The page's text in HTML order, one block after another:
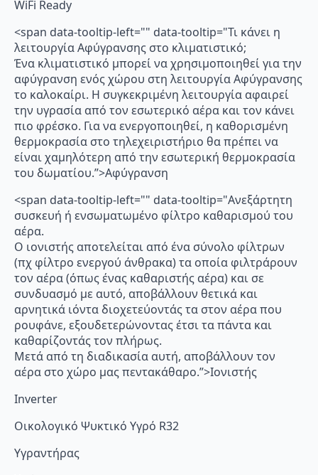
WiFi Ready
<span data-tooltip-left="" data-tooltip="Τι κάνει η
λειτουργία Αφύγρανσης στο κλιματιστικό;
Ένα κλιματιστικό μπορεί να χρησιμοποιηθεί για την
αφύγρανση ενός χώρου στη λειτουργία Αφύγρανσης
το καλοκαίρι. Η συγκεκριμένη λειτουργία αφαιρεί
την υγρασία από τον εσωτερικό αέρα και τον κάνει
πιο φρέσκο. Για να ενεργοποιηθεί, η καθορισμένη
θερμοκρασία στο τηλεχειριστήριο θα πρέπει να
είναι χαμηλότερη από την εσωτερική θερμοκρασία
του δωματίου.”>Αφύγρανση
<span data-tooltip-left="" data-tooltip="Ανεξάρτητη
συσκευή ή ενσωματωμένο φίλτρο καθαρισμού του
αέρα.
Ο ιονιστής αποτελείται από ένα σύνολο φίλτρων
(πχ φίλτρο ενεργού άνθρακα) τα οποία φιλτράρουν
τον αέρα (όπως ένας καθαριστής αέρα) και σε
συνδυασμό με αυτό, αποβάλλουν θετικά και
αρνητικά ιόντα διοχετεύοντάς τα στον αέρα που
ρουφάνε, εξουδετερώνοντας έτσι τα πάντα και
καθαρίζοντάς τον πλήρως.
Μετά από τη διαδικασία αυτή, αποβάλλουν τον
αέρα στο χώρο μας πεντακάθαρο.”>Ιονιστής
Inverter
Οικολογικό Ψυκτικό Υγρό R32
Υγραντήρας